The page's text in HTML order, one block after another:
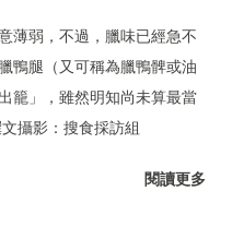
薄弱，不過，臘味已經急不
鴨腿（又可稱為臘鴨髀或油
籠」，雖然明知尚未算最當
攝影：搜食採訪組
閱讀更多